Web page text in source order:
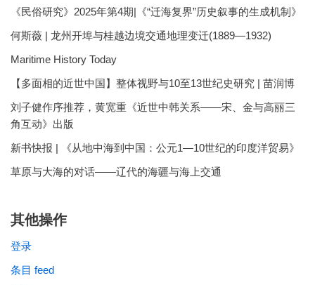
《民俗研究》2025年第4期|《“迁海复界”历史叙事的生成机制》
何斯薇 | 龙州开埠与桂越边境交通地理变迁(1889—1932)
Maritime History Today
【多面相的近世中国】整体视野与10至13世纪史研究 | 苗润博
刘子健作序推荐，黄宽重《近世中韩关系——宋、金与高丽三
角互动》出版
新书快报 | 《从地中海到中国：公元1—10世纪的印度洋贸易》
草原与大海的对话——辽代的海疆与海上交通
其他操作
登录
条目 feed